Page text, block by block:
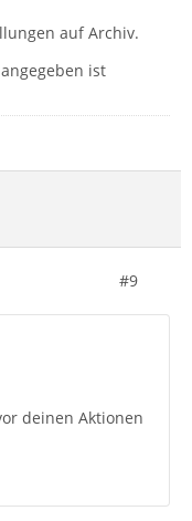
auf Archiv.
ist
#9
deinen Aktionen